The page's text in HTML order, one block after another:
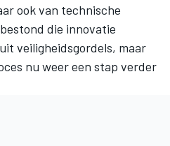
ook van technische
die innovatie
veiligheidsgordels, maar
nu weer een stap verder